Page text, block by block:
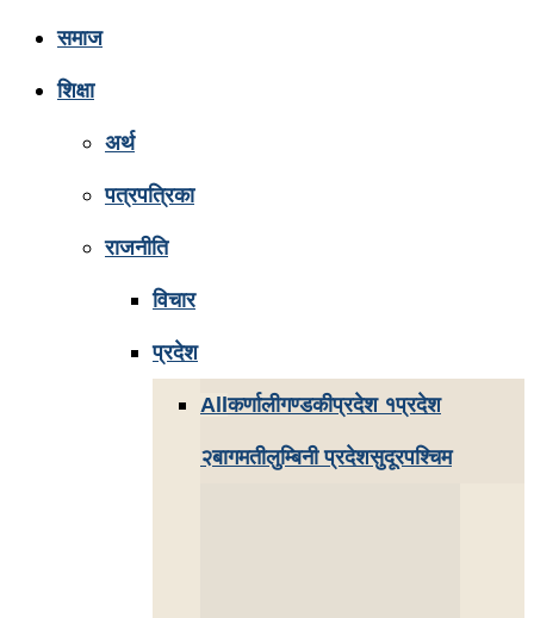
समाज
शिक्षा
अर्थ
पत्रपत्रिका
राजनीति
विचार
प्रदेश
Allकर्णालीगण्डकीप्रदेश १प्रदेश
२बागमतीलुम्बिनी प्रदेशसुदूरपश्चिम